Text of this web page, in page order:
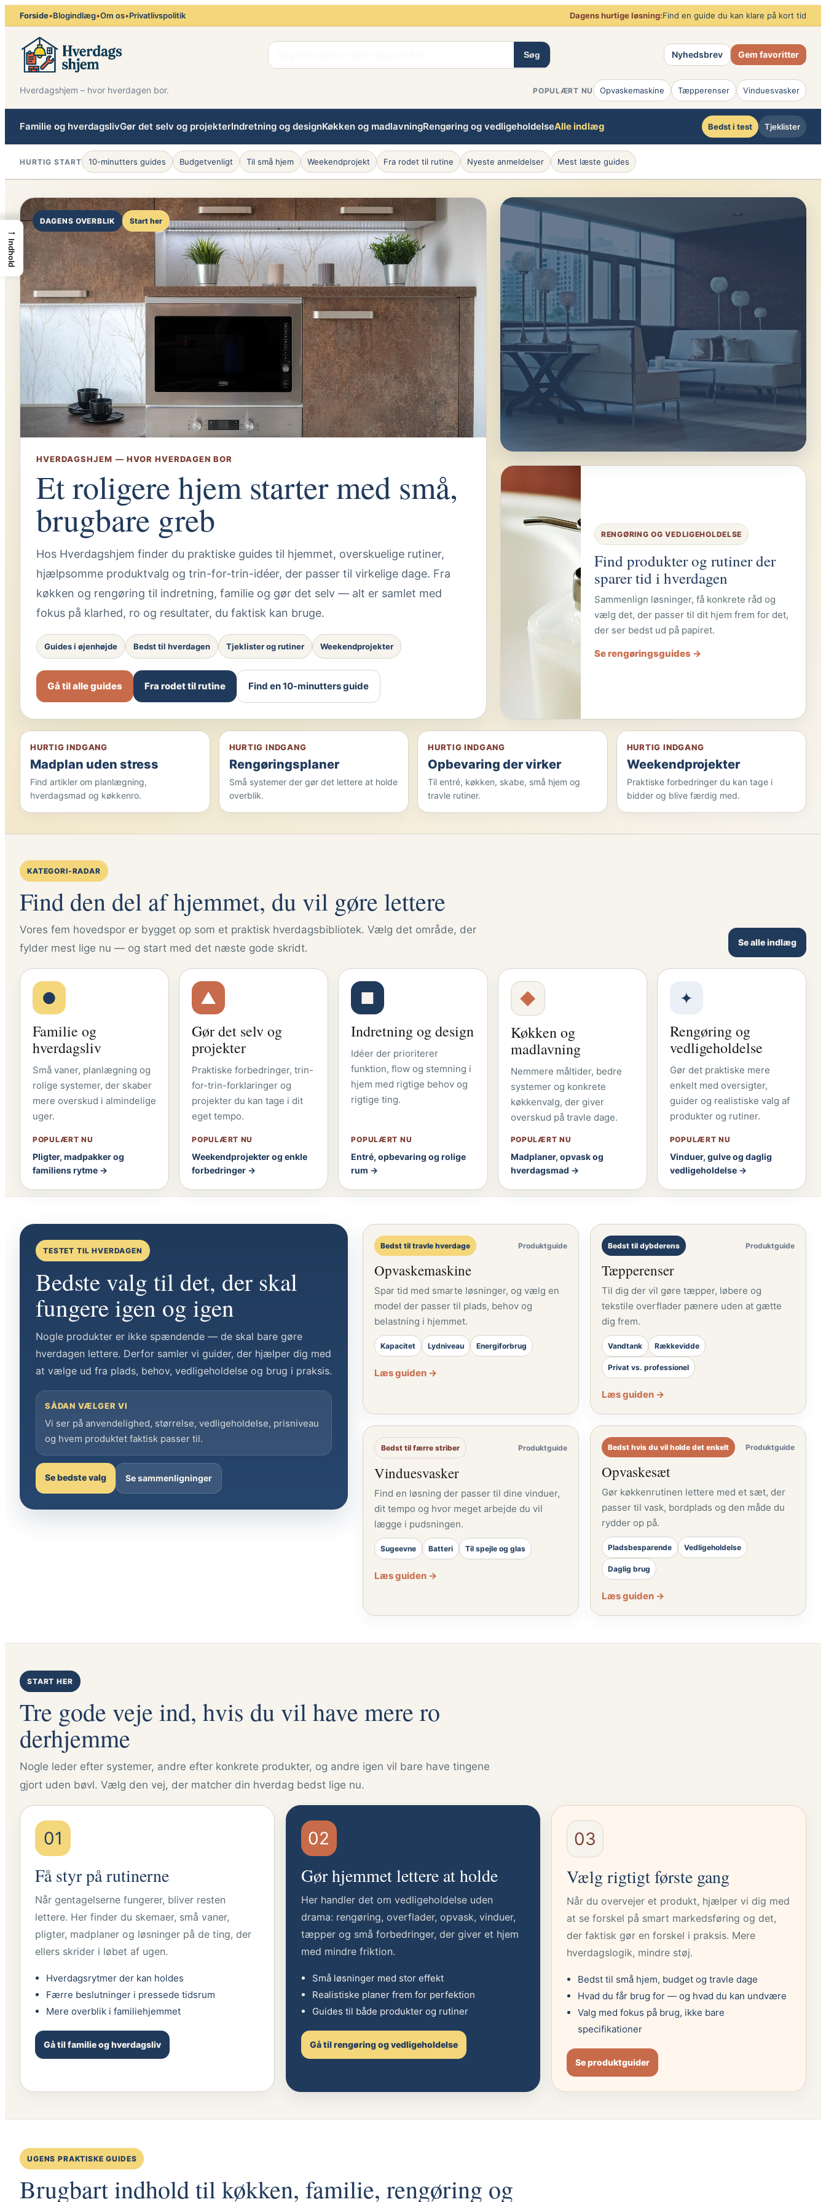
Spring
til
indhold
Forside•Blogindlæg•Om os•Privatlivspolitik Dagens hurtige løsning:Find en guide du kan klare på kort tid
Søg Nyhedsbrev Gem favoritter
Hverdagshjem – hvor hverdagen bor. POPULÆRT NU Opvaskemaskine Tæpperenser Vinduesvasker
Familie og hverdagslivGør det selv og projekterIndretning og designKøkken og madlavningRengøring og vedligeholdelseAlle indlæg Bedst i test Tjeklister
HURTIG START 10-minutters guides Budgetvenligt Til små hjem Weekendprojekt Fra rodet til rutine Nyeste anmeldelser Mest læste guides
DAGENS OVERBLIK Start her
HVERDAGSHJEM — HVOR HVERDAGEN BOR
Et roligere hjem starter med små,
brugbare greb
Hos Hverdagshjem finder du praktiske guides til hjemmet, overskuelige rutiner,
hjælpsomme produktvalg og trin-for-trin-idéer, der passer til virkelige dage. Fra
køkken og rengøring til indretning, familie og gør det selv — alt er samlet med
fokus på klarhed, ro og resultater, du faktisk kan bruge.
Guides i øjenhøjde Bedst til hverdagen Tjeklister og rutiner Weekendprojekter
Gå til alle guides Fra rodet til rutine Find en 10-minutters guide
Skab mere ro i rummene uden at købe
dig til det
Få idéer til zoner, opbevaring, flow og små ændringer, der gør
hjemmet nemmere at bruge hver dag.
Se kategorien →
RENGØRING OG VEDLIGEHOLDELSE
Find produkter og rutiner der
sparer tid i hverdagen
Sammenlign løsninger, få konkrete råd og
vælg det, der passer til dit hjem frem for det,
der ser bedst ud på papiret.
Se rengøringsguides →
HURTIG INDGANG
Madplan uden stress
Find artikler om planlægning,
hverdagsmad og køkkenro.
HURTIG INDGANG
Rengøringsplaner
Små systemer der gør det lettere at holde
overblik.
HURTIG INDGANG
Opbevaring der virker
Til entré, køkken, skabe, små hjem og
travle rutiner.
HURTIG INDGANG
Weekendprojekter
Praktiske forbedringer du kan tage i
bidder og blive færdig med.
KATEGORI-RADAR
Find den del af hjemmet, du vil gøre lettere
Vores fem hovedspor er bygget op som et praktisk hverdagsbibliotek. Vælg det område, der
fylder mest lige nu — og start med det næste gode skridt.
Se alle indlæg
●
Familie og
hverdagsliv
Små vaner, planlægning og
rolige systemer, der skaber
mere overskud i almindelige
uger.
POPULÆRT NU
Pligter, madpakker og
familiens rytme →
▲
Gør det selv og
projekter
Praktiske forbedringer, trin-
for-trin-forklaringer og
projekter du kan tage i dit
eget tempo.
POPULÆRT NU
Weekendprojekter og enkle
forbedringer →
■
Indretning og design
Idéer der prioriterer
funktion, flow og stemning i
hjem med rigtige behov og
rigtige ting.
POPULÆRT NU
Entré, opbevaring og rolige
rum →
◆
Køkken og
madlavning
Nemmere måltider, bedre
systemer og konkrete
køkkenvalg, der giver
overskud på travle dage.
POPULÆRT NU
Madplaner, opvask og
hverdagsmad →
✦
Rengøring og
vedligeholdelse
Gør det praktiske mere
enkelt med oversigter,
guider og realistiske valg af
produkter og rutiner.
POPULÆRT NU
Vinduer, gulve og daglig
vedligeholdelse →
TESTET TIL HVERDAGEN
Bedste valg til det, der skal
fungere igen og igen
Nogle produkter er ikke spændende — de skal bare gøre
hverdagen lettere. Derfor samler vi guider, der hjælper dig med
at vælge ud fra plads, behov, vedligeholdelse og brug i praksis.
SÅDAN VÆLGER VI
Vi ser på anvendelighed, størrelse, vedligeholdelse, prisniveau
og hvem produktet faktisk passer til.
Se bedste valg Se sammenligninger
Bedst til travle hverdage Produktguide
Opvaskemaskine
Spar tid med smarte løsninger, og vælg en
model der passer til plads, behov og
belastning i hjemmet.
Kapacitet Lydniveau Energiforbrug
Læs guiden →
Bedst til dybderens Produktguide
Tæpperenser
Til dig der vil gøre tæpper, løbere og
tekstile overflader pænere uden at gætte
dig frem.
Vandtank Rækkevidde
Privat vs. professionel
Læs guiden →
Bedst til færre striber Produktguide
Vinduesvasker
Find en løsning der passer til dine vinduer,
dit tempo og hvor meget arbejde du vil
lægge i pudsningen.
Sugeevne Batteri Til spejle og glas
Læs guiden →
Bedst hvis du vil holde det enkelt Produktguide
Opvaskesæt
Gør køkkenrutinen lettere med et sæt, der
passer til vask, bordplads og den måde du
rydder op på.
Pladsbesparende Vedligeholdelse
Daglig brug
Læs guiden →
START HER
Tre gode veje ind, hvis du vil have mere ro
derhjemme
Nogle leder efter systemer, andre efter konkrete produkter, og andre igen vil bare have tingene
gjort uden bøvl. Vælg den vej, der matcher din hverdag bedst lige nu.
01
Få styr på rutinerne
Når gentagelserne fungerer, bliver resten
lettere. Her finder du skemaer, små vaner,
pligter, madplaner og løsninger på de ting, der
ellers skrider i løbet af ugen.
Hverdagsrytmer der kan holdes
Færre beslutninger i pressede tidsrum
Mere overblik i familiehjemmet
Gå til familie og hverdagsliv
02
Gør hjemmet lettere at holde
Her handler det om vedligeholdelse uden
drama: rengøring, overflader, opvask, vinduer,
tæpper og små forbedringer, der giver et hjem
med mindre friktion.
Små løsninger med stor effekt
Realistiske planer frem for perfektion
Guides til både produkter og rutiner
Gå til rengøring og vedligeholdelse
03
Vælg rigtigt første gang
Når du overvejer et produkt, hjælper vi dig med
at se forskel på smart markedsføring og det,
der faktisk gør en forskel i praksis. Mere
hverdagslogik, mindre støj.
Bedst til små hjem, budget og travle dage
Hvad du får brug for — og hvad du kan undvære
Valg med fokus på brug, ikke bare
specifikationer
Se produktguider
UGENS PRAKTISKE GUIDES
Brugbart indhold til køkken, familie, rengøring og
→
Indhold